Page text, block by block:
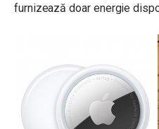
furnizează doar energie